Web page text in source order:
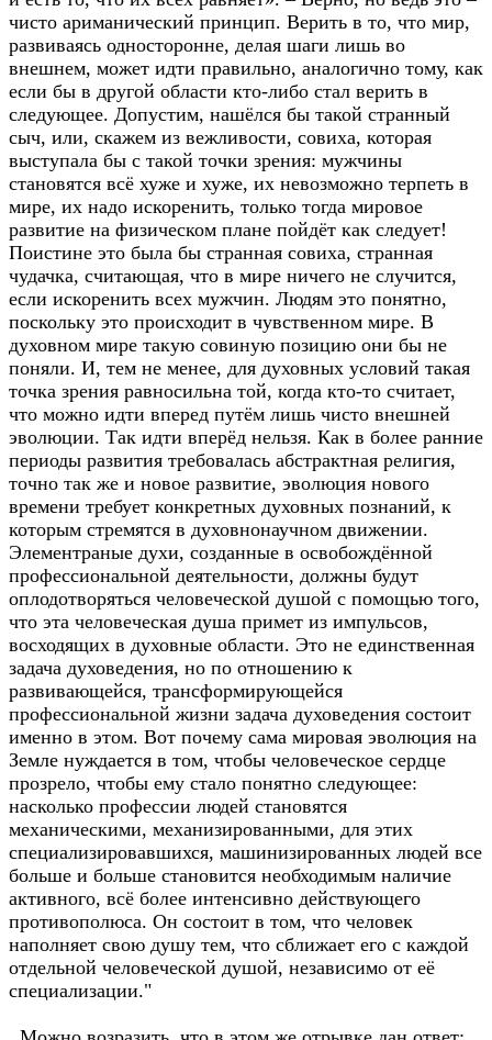
чисто ариманический принцип. Верить в то, что мир,
развиваясь односторонне, делая шаги лишь во
внешнем, может идти правильно, аналогично тому, как
если бы в другой области кто-либо стал верить в
следующее. Допустим, нашёлся бы такой странный
сыч, или, скажем из вежливости, совиха, которая
выступала бы с такой точки зрения: мужчины
становятся всё хуже и хуже, их невозможно терпеть в
мире, их надо искоренить, только тогда мировое
развитие на физическом плане пойдёт как следует!
Поистине это была бы странная совиха, странная
чудачка, считающая, что в мире ничего не случится,
если искоренить всех мужчин. Людям это понятно,
поскольку это происходит в чувственном мире. В
духовном мире такую совиную позицию они бы не
поняли. И, тем не менее, для духовных условий такая
точка зрения равносильна той, когда кто-то считает,
что можно идти вперед путём лишь чисто внешней
эволюции. Так идти вперёд нельзя. Как в более ранние
периоды развития требовалась абстрактная религия,
точно так же и новое развитие, эволюция нового
времени требует конкретных духовных познаний, к
которым стремятся в духовнонаучном движении.
Элементраные духи, созданные в освобождённой
профессиональной деятельности, должны будут
оплодотворяться человеческой душой с помощью того,
что эта человеческая душа примет из импульсов,
восходящих в духовные области. Это не единственная
задача духоведения, но по отношению к
развивающейся, трансформирующейся
профессиональной жизни задача духоведения состоит
именно в этом. Вот почему сама мировая эволюция на
Земле нуждается в том, чтобы человеческое сердце
прозрело, чтобы ему стало понятно следующее:
насколько профессии людей становятся
механическими, механизированными, для этих
специализировавшихся, машинизированных людей все
больше и больше становится необходимым наличие
активного, всё более интенсивно действующего
противополюса. Он состоит в том, что человек
наполняет свою душу тем, что сближает его с каждой
отдельной человеческой душой, независимо от её
специализации."